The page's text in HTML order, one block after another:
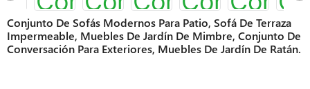
Conjunto De Sofás Modernos Para Patio, Sofá De Terraza
Impermeable, Muebles De Jardín De Mimbre, Conjunto De
Conversación Para Exteriores, Muebles De Jardín De Ratán.